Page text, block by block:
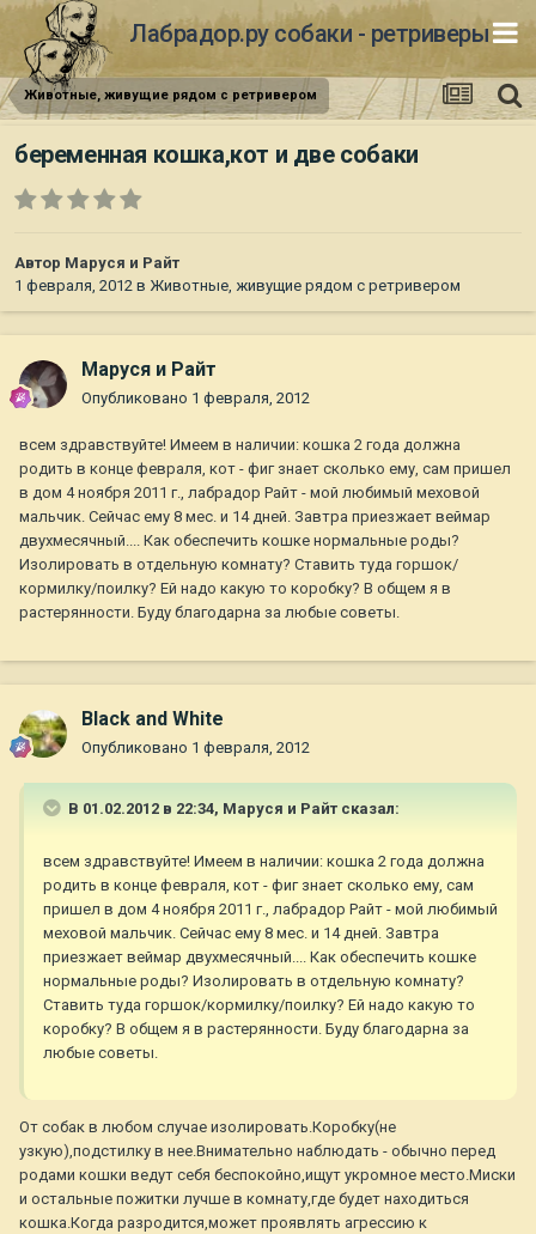
Лабрадор.ру собаки - ретриверы
Животные, живущие рядом с ретривером
беременная кошка,кот и две собаки
Автор Маруся и Райт
1 февраля, 2012 в Животные, живущие рядом с ретривером
Маруся и Райт
Опубликовано 1 февраля, 2012
всем здравствуйте! Имеем в наличии: кошка 2 года должна
родить в конце февраля, кот - фиг знает сколько ему, сам пришел
в дом 4 ноября 2011 г., лабрадор Райт - мой любимый меховой
мальчик. Сейчас ему 8 мес. и 14 дней. Завтра приезжает веймар
двухмесячный.... Как обеспечить кошке нормальные роды?
Изолировать в отдельную комнату? Ставить туда горшок/
кормилку/поилку? Ей надо какую то коробку? В общем я в
растерянности. Буду благодарна за любые советы.
Black and White
Опубликовано 1 февраля, 2012
В 01.02.2012 в 22:34, Маруся и Райт сказал:
всем здравствуйте! Имеем в наличии: кошка 2 года должна
родить в конце февраля, кот - фиг знает сколько ему, сам
пришел в дом 4 ноября 2011 г., лабрадор Райт - мой любимый
меховой мальчик. Сейчас ему 8 мес. и 14 дней. Завтра
приезжает веймар двухмесячный.... Как обеспечить кошке
нормальные роды? Изолировать в отдельную комнату?
Ставить туда горшок/кормилку/поилку? Ей надо какую то
коробку? В общем я в растерянности. Буду благодарна за
любые советы.
От собак в любом случае изолировать.Коробку(не
узкую),подстилку в нее.Внимательно наблюдать - обычно перед
родами кошки ведут себя беспокойно,ищут укромное место.Миски
и остальные пожитки лучше в комнату,где будет находиться
кошка.Когда разродится,может проявлять агрессию к